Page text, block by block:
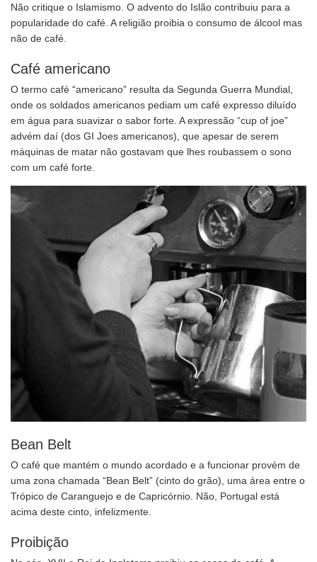
Não critique o Islamismo. O advento do Islão contribuiu para a
popularidade do café. A religião proibia o consumo de álcool mas
não de café.
Café americano
O termo café “americano” resulta da Segunda Guerra Mundial,
onde os soldados americanos pediam um café expresso diluído
em água para suavizar o sabor forte. A expressão “cup of joe”
advém daí (dos GI Joes americanos), que apesar de serem
máquinas de matar não gostavam que lhes roubassem o sono
com um café forte.
Bean Belt
O café que mantém o mundo acordado e a funcionar provém de
uma zona chamada “Bean Belt” (cinto do grão), uma área entre o
Trópico de Caranguejo e de Capricórnio. Não, Portugal está
acima deste cinto, infelizmente.
Proibição